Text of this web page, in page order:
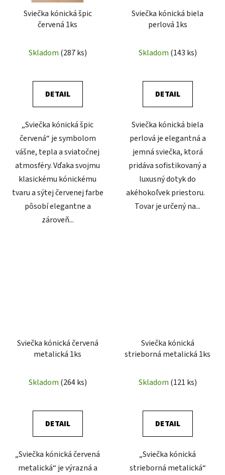
Sviečka kónická špic
červená 1ks
Skladom (287 ks)
DETAIL
„Sviečka kónická špic
červená“ je symbolom
vášne, tepla a sviatočnej
atmosféry. Vďaka svojmu
klasickému kónickému
tvaru a sýtej červenej farbe
pôsobí elegantne a
zároveň...
Sviečka kónická biela
perlová 1ks
Skladom (143 ks)
DETAIL
Sviečka kónická biela
perlová je elegantná a
jemná sviečka, ktorá
pridáva sofistikovaný a
luxusný dotyk do
akéhokoľvek priestoru.
Tovar je určený na...
Sviečka kónická červená
metalická 1ks
Skladom (264 ks)
DETAIL
„Sviečka kónická červená
metalická“ je výrazná a
Sviečka kónická
strieborná metalická 1ks
Skladom (121 ks)
DETAIL
„Sviečka kónická
strieborná metalická“